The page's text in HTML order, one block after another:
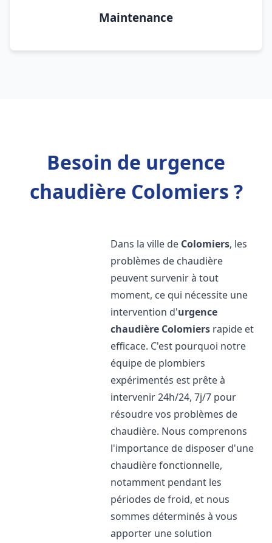
Maintenance
Besoin de urgence
chaudière Colomiers ?
Dans la ville de Colomiers, les
problèmes de chaudière
peuvent survenir à tout
moment, ce qui nécessite une
intervention d'urgence
chaudière Colomiers rapide et
efficace. C'est pourquoi notre
équipe de plombiers
expérimentés est prête à
intervenir 24h/24, 7j/7 pour
résoudre vos problèmes de
chaudière. Nous comprenons
l'importance de disposer d'une
chaudière fonctionnelle,
notamment pendant les
périodes de froid, et nous
sommes déterminés à vous
apporter une solution